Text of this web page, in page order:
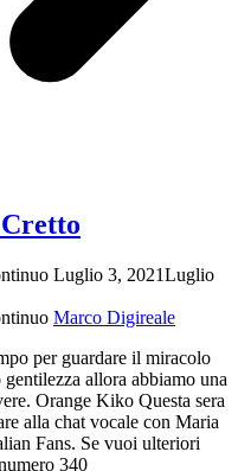
Luglio 3, 2021Luglio
Marco Digireale
per guardare il miracolo
allora abbiamo una
Orange Kiko Questa sera
alla chat vocale con Maria
Fans. Se vuoi ulteriori
340